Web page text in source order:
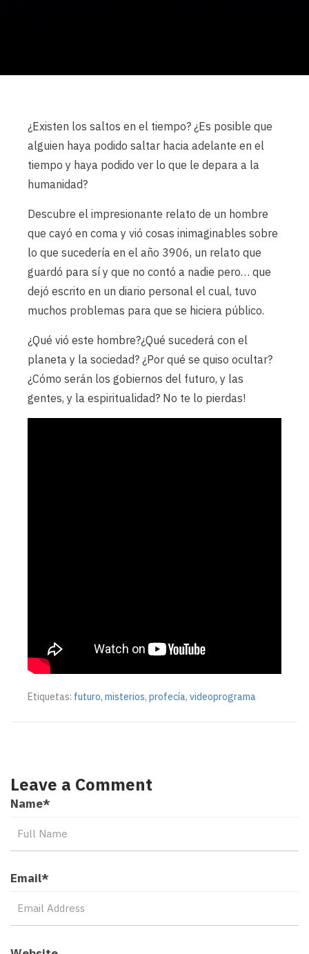
¿Existen los saltos en el tiempo? ¿Es posible que
alguien haya podido saltar hacia adelante en el
tiempo y haya podido ver lo que le depara a la
humanidad?
Descubre el impresionante relato de un hombre
que cayó en coma y vió cosas inimaginables sobre
lo que sucedería en el año 3906, un relato que
guardó para sí y que no contó a nadie pero… que
dejó escrito en un diario personal el cual, tuvo
muchos problemas para que se hiciera público.
¿Qué vió este hombre?¿Qué sucederá con el
planeta y la sociedad? ¿Por qué se quiso ocultar?
¿Cómo serán los gobiernos del futuro, y las
gentes, y la espiritualidad? No te lo pierdas!
Etiquetas: futuro, misterios, profecía, videoprograma
Leave a Comment
Name*
Email*